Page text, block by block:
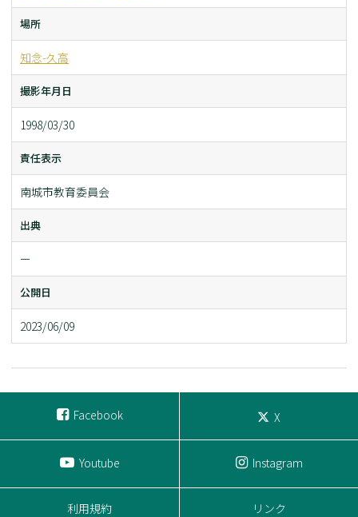
場所
知念-久高
撮影年月日
1998/03/30
責任表示
南城市教育委員会
出典
ー
公開日
2023/06/09
Facebook X
Youtube Instagram
利用規約 リンク